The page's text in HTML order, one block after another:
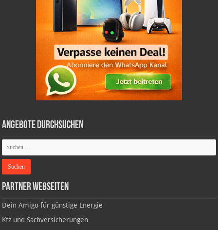
Angebote durchsuchen
Partner Webseiten
Dein Amigo für günstige Energie
Kfz und Sachversicherungen